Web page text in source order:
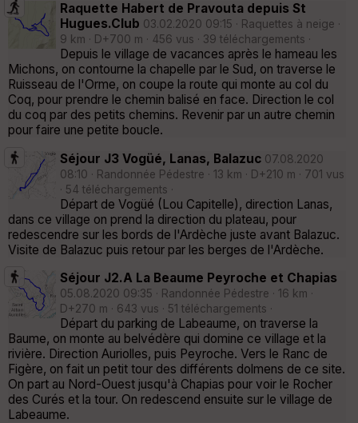
Raquette Habert de Pravouta depuis St
Hugues.Club 03.02.2020 09:15 · Raquettes à neige ·
9 km · D+700 m · 456 vus · 39 téléchargements ·
Depuis le village de vacances après le hameau les
Michons, on contourne la chapelle par le Sud, on traverse le
Ruisseau de l'Orme, on coupe la route qui monte au col du
Coq, pour prendre le chemin balisé en face. Direction le col
du coq par des petits chemins. Revenir par un autre chemin
pour faire une petite boucle.
Séjour J3 Vogüé, Lanas, Balazuc 07.08.2020
08:10 · Randonnée Pédestre · 13 km · D+210 m · 701 vus
· 54 téléchargements ·
Départ de Vogüé (Lou Capitelle), direction Lanas,
dans ce village on prend la direction du plateau, pour
redescendre sur les bords de l'Ardèche juste avant Balazuc.
Visite de Balazuc puis retour par les berges de l'Ardèche.
Séjour J2.A La Beaume Peyroche et Chapias
05.08.2020 09:35 · Randonnée Pédestre · 16 km ·
D+270 m · 643 vus · 51 téléchargements ·
Départ du parking de Labeaume, on traverse la
Baume, on monte au belvédère qui domine ce village et la
rivière. Direction Auriolles, puis Peyroche. Vers le Ranc de
Figère, on fait un petit tour des différents dolmens de ce site.
On part au Nord-Ouest jusqu'à Chapias pour voir le Rocher
des Curés et la tour. On redescend ensuite sur le village de
Labeaume.